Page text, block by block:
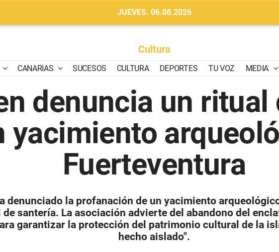
JUEVES. 06.08.2026
Cultura
CANARIAS SUCESOS CULTURA DEPORTES TU VOZ MEDIA
denuncia un ritual
yacimiento
Fuerteventura
denunciado la profanación de un yacimiento
santería. La asociación advierte del abandono del
garantizar la protección del patrimonio cultural de la
hecho aislado".